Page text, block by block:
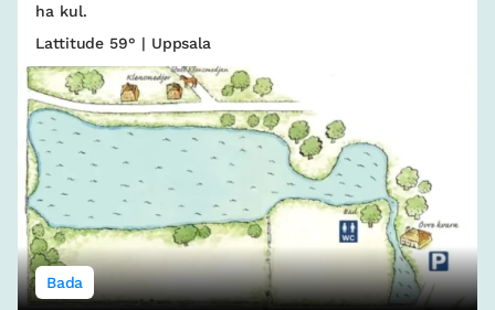
ha kul.
Lattitude 59° | Uppsala
Bada